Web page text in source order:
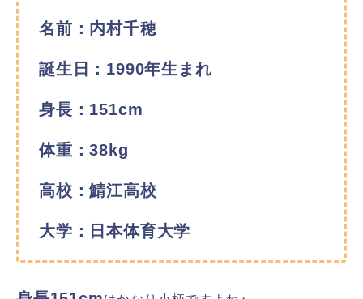
名前：内村千穂
誕生日：1990年生まれ
身長：151cm
体重：38kg
高校：鯖江高校
大学：日本体育大学